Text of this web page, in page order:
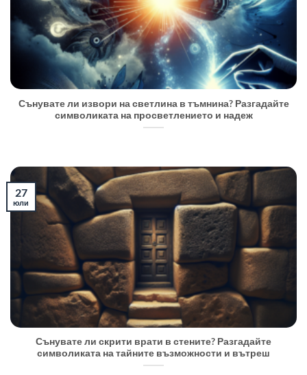
Сънувате ли извори на светлина в тъмнина? Разгадайте
символиката на просветлението и надеж
Сънувате ли скрити врати в стените? Разгадайте
символиката на тайните възможности и вътреш
27
юли